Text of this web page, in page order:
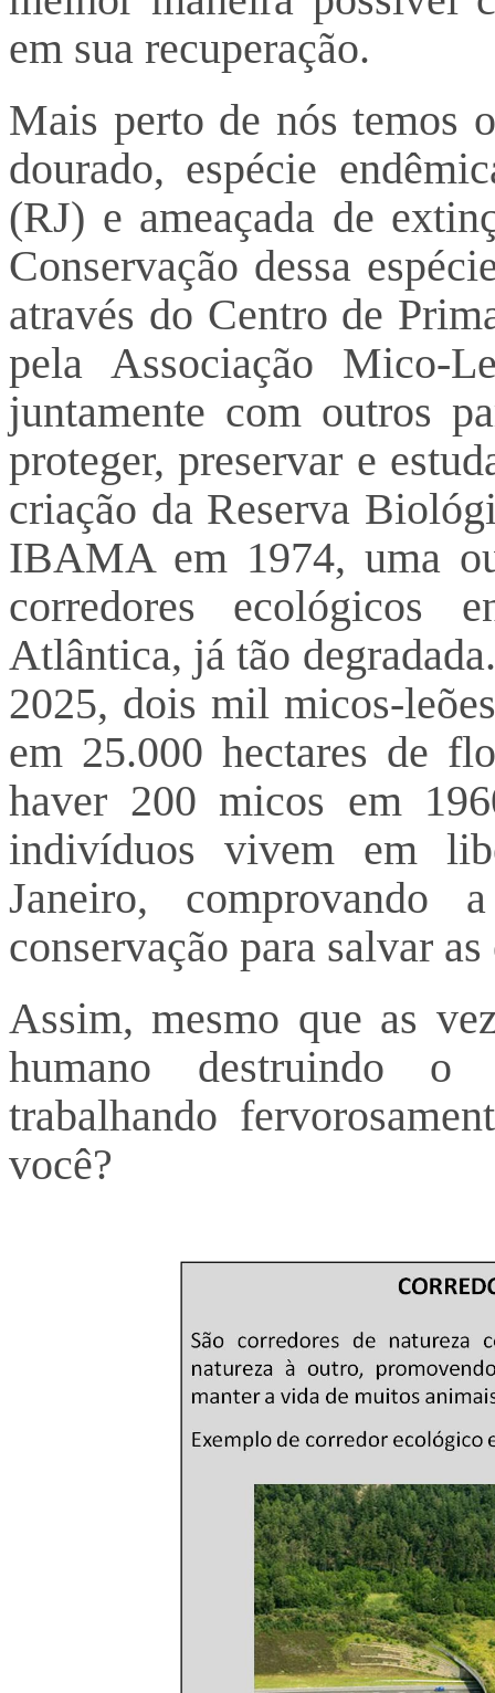
em sua recuperação.
Mais perto de nós temos
dourado, espécie
(RJ) e ameaçada de
Conservação dessa
através do Centro de
pela Associação Mico-
juntamente com outros
proteger, preservar e
criação da Reserva
IBAMA em 1974, uma
corredores ecológicos
Atlântica, já tão
2025, dois mil micos-
em 25.000 hectares de
haver 200 micos em
indivíduos vivem em
Janeiro, comprovando
conservação para salvar
Assim, mesmo que as
humano destruindo o
trabalhando
você?